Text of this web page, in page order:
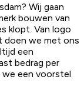
Wij gaan
bouwen van
klopt. Van logo
doen we met ons
een
bedrag per
we een voorstel